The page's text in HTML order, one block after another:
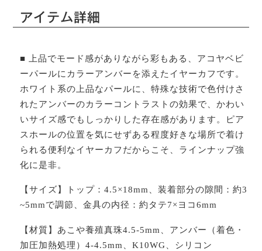
アイテム詳細
■ 上品でモード感がありながら彩もある、アコヤベビ
ーパールにカラーアンバーを添えたイヤーカフです。
ホワイト系の上品なパールに、特殊な技術で色付けさ
れたアンバーのカラーコントラストの効果で、かわい
いサイズ感でもしっかりした存在感があります。ピア
スホールの位置を気にせずある程度好きな場所で着け
られる便利なイヤーカフだからこそ、ラインナップ強
化に是非。
【サイズ】トップ：4.5×18mm、装着部分の隙間：約3
~5mmで調節、金具の内径：約タテ7×ヨコ6mm
【材質】あこや養殖真珠4.5-5mm、アンバー（着色・
加圧加熱処理）4-4.5mm、K10WG、シリコン